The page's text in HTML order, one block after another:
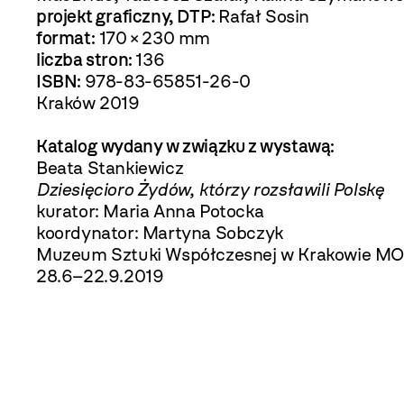
projekt graficzny, DTP: Rafał Sosin
format: 170 × 230 mm
liczba stron: 136
ISBN: 978-83-65851-26-0
Kraków 2019
Katalog wydany w związku z wystawą:
Beata Stankiewicz
Dziesięcioro Żydów, którzy rozsławili Polskę
kurator: Maria Anna Potocka
koordynator: Martyna Sobczyk
Muzeum Sztuki Współczesnej w Krakowie
28.6–22.9.2019